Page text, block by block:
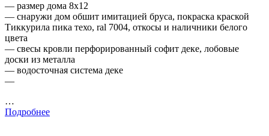
— размер дома 8х12
— снаружи дом обшит имитацией бруса, покраска краской
Тиккурила пика техо, ral 7004, откосы и наличники белого
цвета
— свесы кровли перфорированный софит деке, лобовые
доски из металла
— водосточная система деке
—
…
Подробнее